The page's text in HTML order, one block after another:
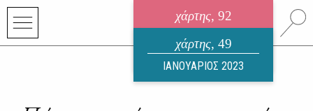
χάρτης, 92
ηλεκτρονικό περιοδικό
ΑΥΓΟΥΣΤΟΣ 2026
χάρτης, 49
ΙΑΝΟΥΑΡΙΟΣ 2023